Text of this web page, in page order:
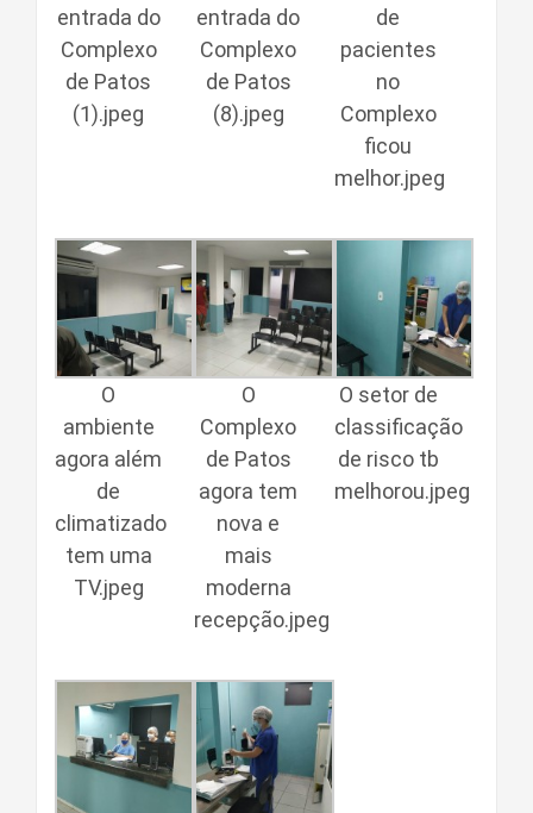
entrada do
Complexo
de Patos
(1).jpeg
entrada do
Complexo
de Patos
(8).jpeg
de
pacientes
no
Complexo
ficou
melhor.jpeg
O
ambiente
agora além
de
climatizado
tem uma
TV.jpeg
O
Complexo
de Patos
agora tem
nova e
mais
moderna
recepção.jpeg
O setor de
classificação
de risco tb
melhorou.jpeg